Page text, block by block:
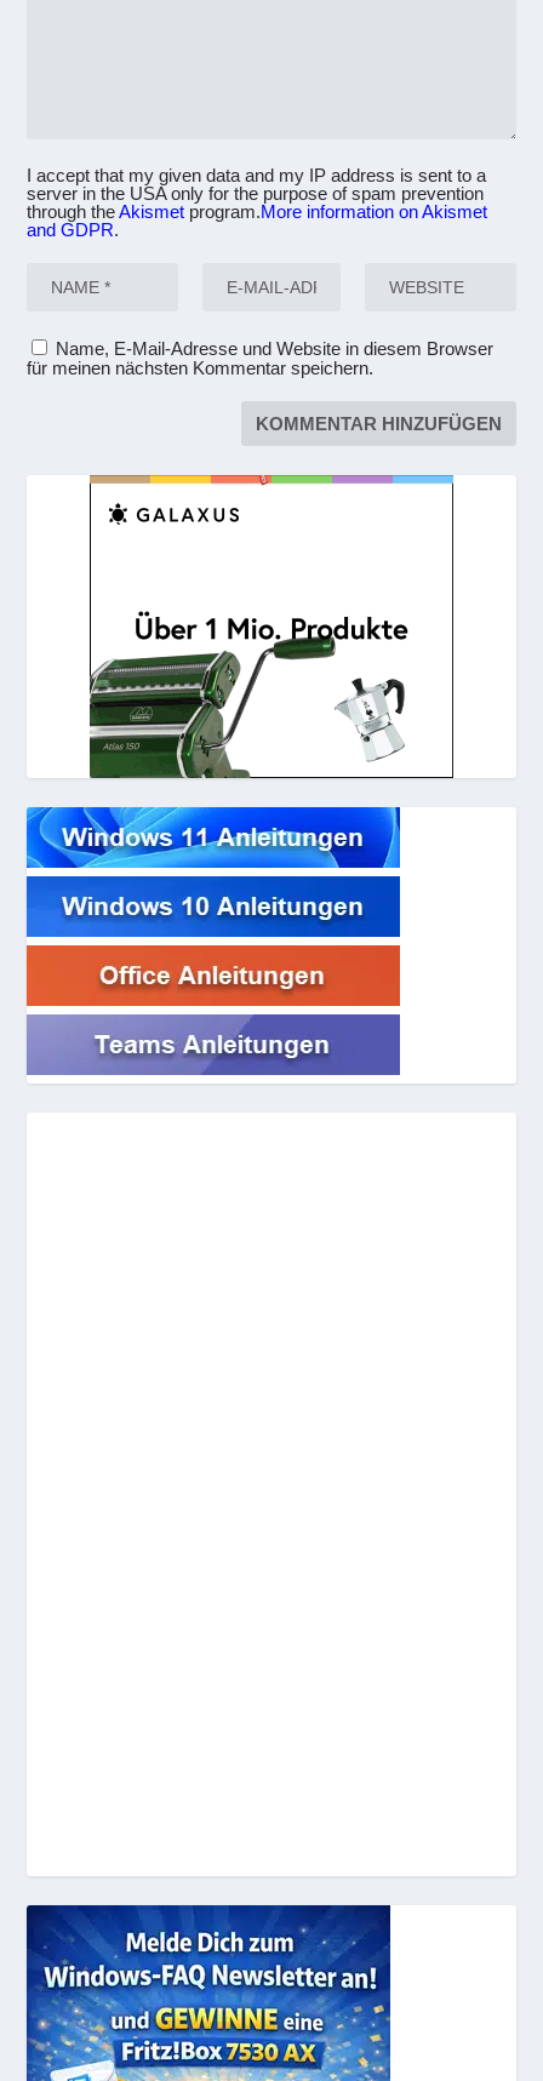
I accept that my given data and my IP address is sent to a
server in the USA only for the purpose of spam prevention
through theAkismet program.More information on Akismet
and GDPR.
Name, E-Mail-Adresse und Website in diesem Browser
für meinen nächsten Kommentar speichern.